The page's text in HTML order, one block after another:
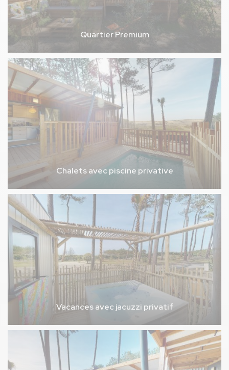
Quartier Premium
Chalets avec piscine privative
Vacances avec jacuzzi privatif